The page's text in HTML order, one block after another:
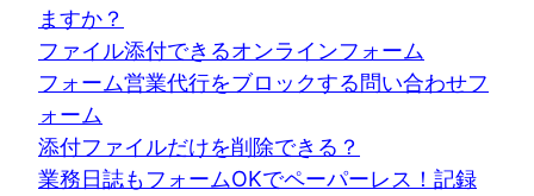
ますか？
ファイル添付できるオンラインフォーム
フォーム営業代行をブロックする問い合わせフ
ォーム
添付ファイルだけを削除できる？
業務日誌もフォームOKでペーパーレス！記録